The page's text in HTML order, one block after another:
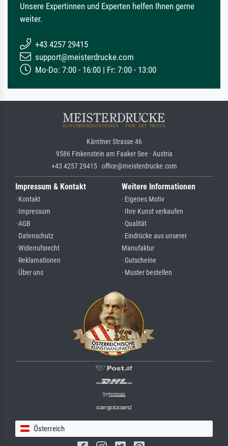
Unsere Expertinnen und Experten helfen Ihnen gerne
weiter.
+43 4257 29415
support@meisterdrucke.com
Mo-Do: 7:00 - 16:00 | Fr: 7:00 - 13:00
Kärntner Strasse 46
9586 Finkenstein am Faaker See · Austria
+43 4257 29415 · office@meisterdrucke.com
Impressum & Kontakt
· Kontakt
· Impressum
· AGB
· Datenschutz
· Widerrufsrecht
· Reklamationen
· Über uns
Weitere Informationen
· Eigenes Motiv
· Ihre Kunst verkaufen
· Qualität
· Eindrücke aus unserer
Manufaktur
· Gutscheine
· Muster bestellen
Österreich